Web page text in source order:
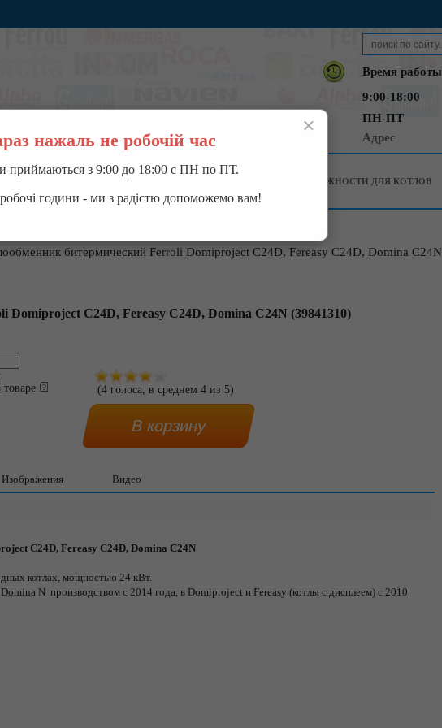
Время работы
9:00-18:00
ПН-ПТ
Адрес
ПРИНАДЛЕЖНОСТИ ДЛЯ КОТЛОВ
битермический Ferroli Domiproject C24D, Fereasy C24D, Domina C24N
Domiproject C24D, Fereasy C24D, Domina C24N (39841310)
товаре
(4 голоса, в среднем 4 из 5)
Изображения Видео
C24D, Fereasy C24D, Domina C24N
котлах, мощностью 24 кВт.
N производством с 2014 года, в Domiproject и Fereasy (котлы с дисплеем) с 2010
×
нажаль не робочій час
приймаються з 9:00 до 18:00 с ПН по ПТ.
робочі години - ми з радістю допоможемо вам!